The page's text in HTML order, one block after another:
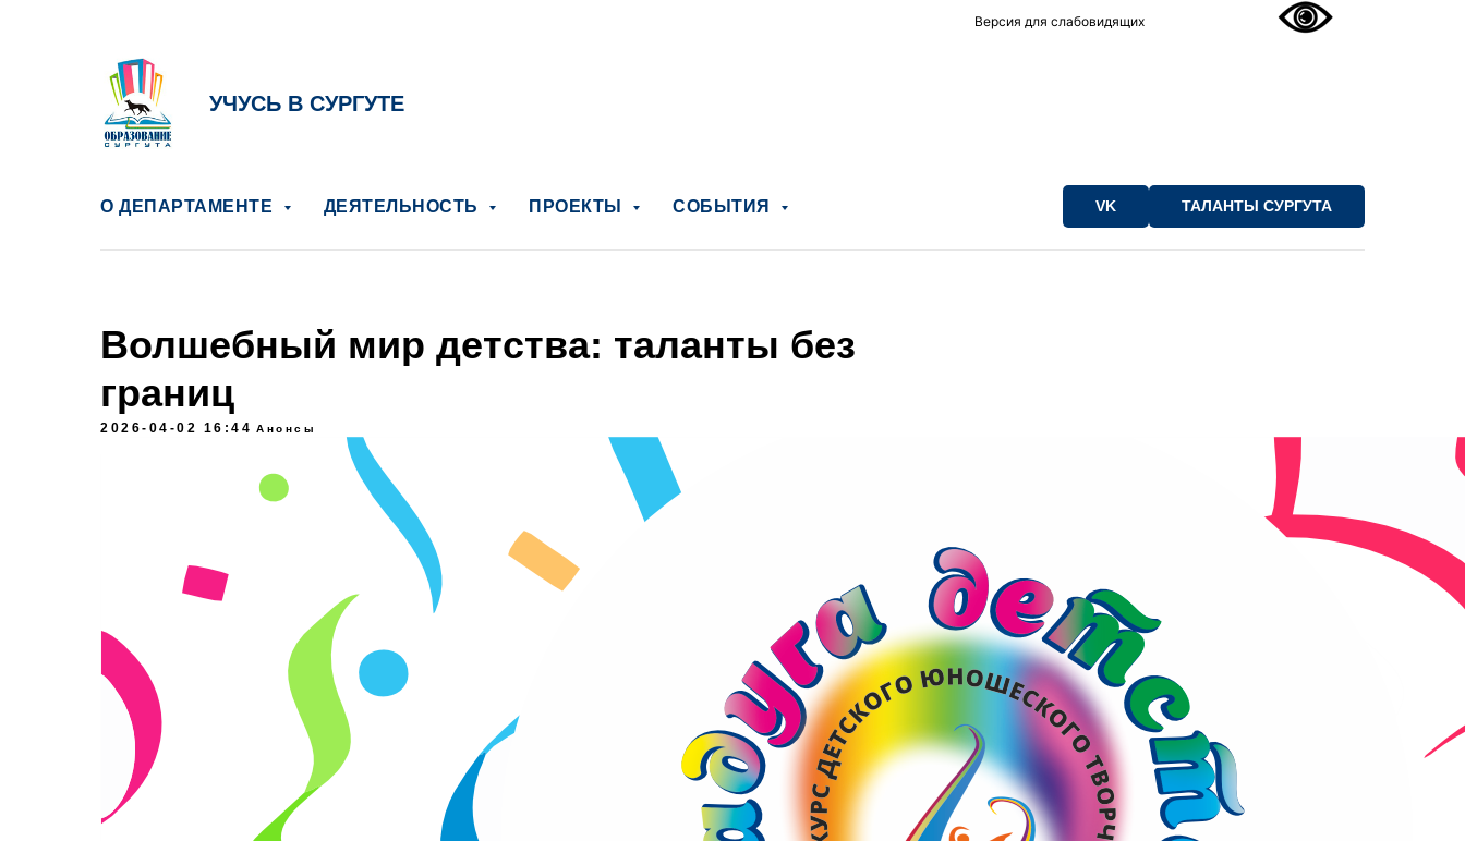
Версия для слабовидящих
УЧУСЬ В СУРГУТЕ
О ДЕПАРТАМЕНТЕ ДЕЯТЕЛЬНОСТЬ ПРОЕКТЫ СОБЫТИЯ VK ТАЛАНТЫ СУРГУТА
Волшебный мир детства: таланты без
границ
2026-04-02 16:44 Анонсы